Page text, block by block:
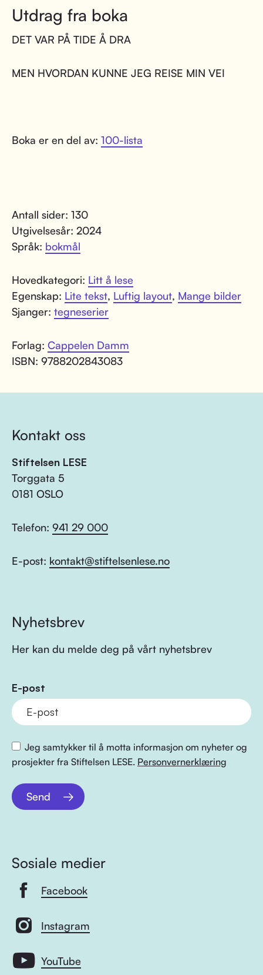
Utdrag fra boka
DET VAR PÅ TIDE Å DRA
MEN HVORDAN KUNNE JEG REISE MIN VEI
Boka er en del av: 100-lista
Antall sider: 130
Utgivelsesår: 2024
Språk: bokmål
Hovedkategori: Litt å lese
Egenskap: Lite tekst, Luftig layout, Mange bilder
Sjanger: tegneserier
Forlag: Cappelen Damm
ISBN: 9788202843083
Kontakt oss
Stiftelsen LESE
Torggata 5
0181 OSLO
Telefon: 941 29 000
E-post: kontakt@stiftelsenlese.no
Nyhetsbrev
Her kan du melde deg på vårt nyhetsbrev
E-post
Jeg samtykker til å motta informasjon om nyheter og
prosjekter fra Stiftelsen LESE. Personvernerklæring
Send
Sosiale medier
Facebook
Instagram
YouTube